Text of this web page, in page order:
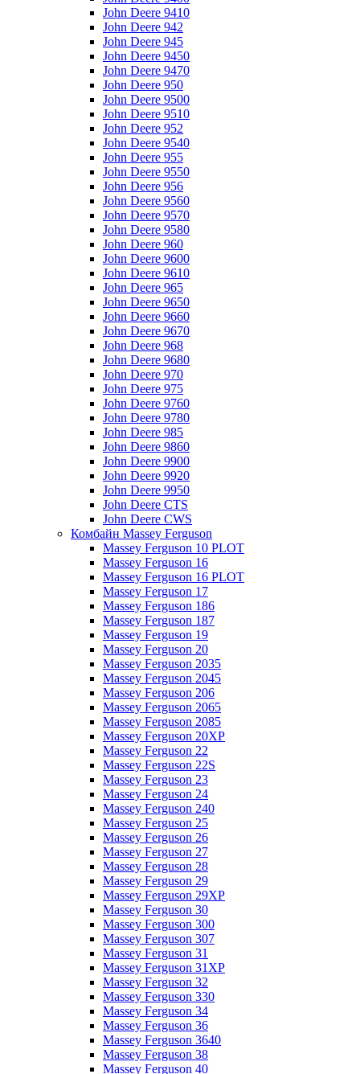
John Deere 9410
John Deere 942
John Deere 945
John Deere 9450
John Deere 9470
John Deere 950
John Deere 9500
John Deere 9510
John Deere 952
John Deere 9540
John Deere 955
John Deere 9550
John Deere 956
John Deere 9560
John Deere 9570
John Deere 9580
John Deere 960
John Deere 9600
John Deere 9610
John Deere 965
John Deere 9650
John Deere 9660
John Deere 9670
John Deere 968
John Deere 9680
John Deere 970
John Deere 975
John Deere 9760
John Deere 9780
John Deere 985
John Deere 9860
John Deere 9900
John Deere 9920
John Deere 9950
John Deere CTS
John Deere CWS
Комбайн Massey Ferguson
Massey Ferguson 10 PLOT
Massey Ferguson 16
Massey Ferguson 16 PLOT
Massey Ferguson 17
Massey Ferguson 186
Massey Ferguson 187
Massey Ferguson 19
Massey Ferguson 20
Massey Ferguson 2035
Massey Ferguson 2045
Massey Ferguson 206
Massey Ferguson 2065
Massey Ferguson 2085
Massey Ferguson 20XP
Massey Ferguson 22
Massey Ferguson 22S
Massey Ferguson 23
Massey Ferguson 24
Massey Ferguson 240
Massey Ferguson 25
Massey Ferguson 26
Massey Ferguson 27
Massey Ferguson 28
Massey Ferguson 29
Massey Ferguson 29XP
Massey Ferguson 30
Massey Ferguson 300
Massey Ferguson 307
Massey Ferguson 31
Massey Ferguson 31XP
Massey Ferguson 32
Massey Ferguson 330
Massey Ferguson 34
Massey Ferguson 36
Massey Ferguson 3640
Massey Ferguson 38
Massey Ferguson 40